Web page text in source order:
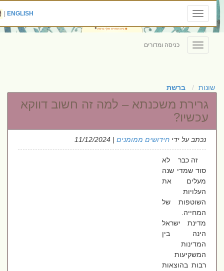
Toggle
navigation
ENGLISH
|
Toggle
navigation
כניסה ומדורים
שונות ברשת
גרירת משכנתא – למה זה חשוב דווקא
עכשיו?
נכתב על ידיחידושים ממומנים| 11/12/2024
זה כבר לא
סוד שמדי שנה
מעלים את
העלויות
השוטפות של
המחייה.
מדינת ישראל
הינה בין
המדינות
המשקיעות
רבות בהוצאות